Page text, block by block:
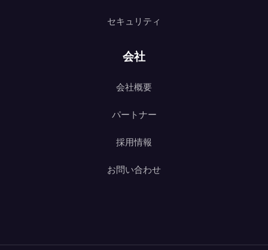
セキュリティ
会社
会社概要
パートナー
採用情報
お問い合わせ